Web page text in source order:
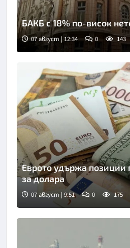
БАКБ с 18% по-висок
07 август | 12:34 0 143
Еврото удържа позиции
за долара
07 август | 9:51 0 175